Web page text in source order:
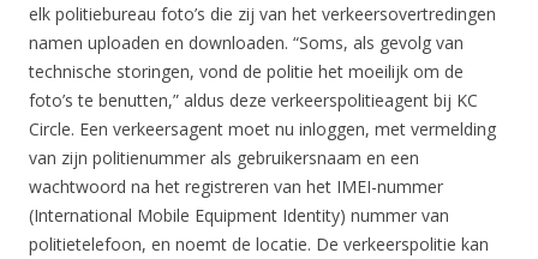
elk politiebureau foto’s die zij van het verkeersovertredingen
namen uploaden en downloaden. “Soms, als gevolg van
technische storingen, vond de politie het moeilijk om de
foto’s te benutten,” aldus deze verkeerspolitieagent bij KC
Circle. Een verkeersagent moet nu inloggen, met vermelding
van zijn politienummer als gebruikersnaam en een
wachtwoord na het registreren van het IMEI-nummer
(International Mobile Equipment Identity) nummer van
politietelefoon, en noemt de locatie. De verkeerspolitie kan